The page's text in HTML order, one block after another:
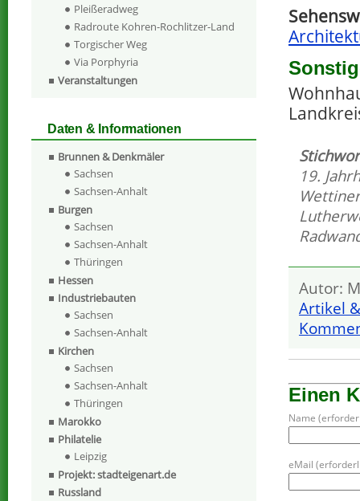
19.
Wettiner
Autor:
Artikel
Einen
Name
eMail
Pleißeradweg
Radroute Kohren-Rochlitzer-Land
Torgischer Weg
Via Porphyria
Veranstaltungen
Daten & Informationen
Brunnen & Denkmäler
Sachsen
Sachsen-Anhalt
Burgen
Sachsen
Sachsen-Anhalt
Thüringen
Hessen
Industriebauten
Sachsen
Sachsen-Anhalt
Kirchen
Sachsen
Sachsen-Anhalt
Thüringen
Marokko
Philatelie
Leipzig
Projekt: stadteigenart.de
Russland